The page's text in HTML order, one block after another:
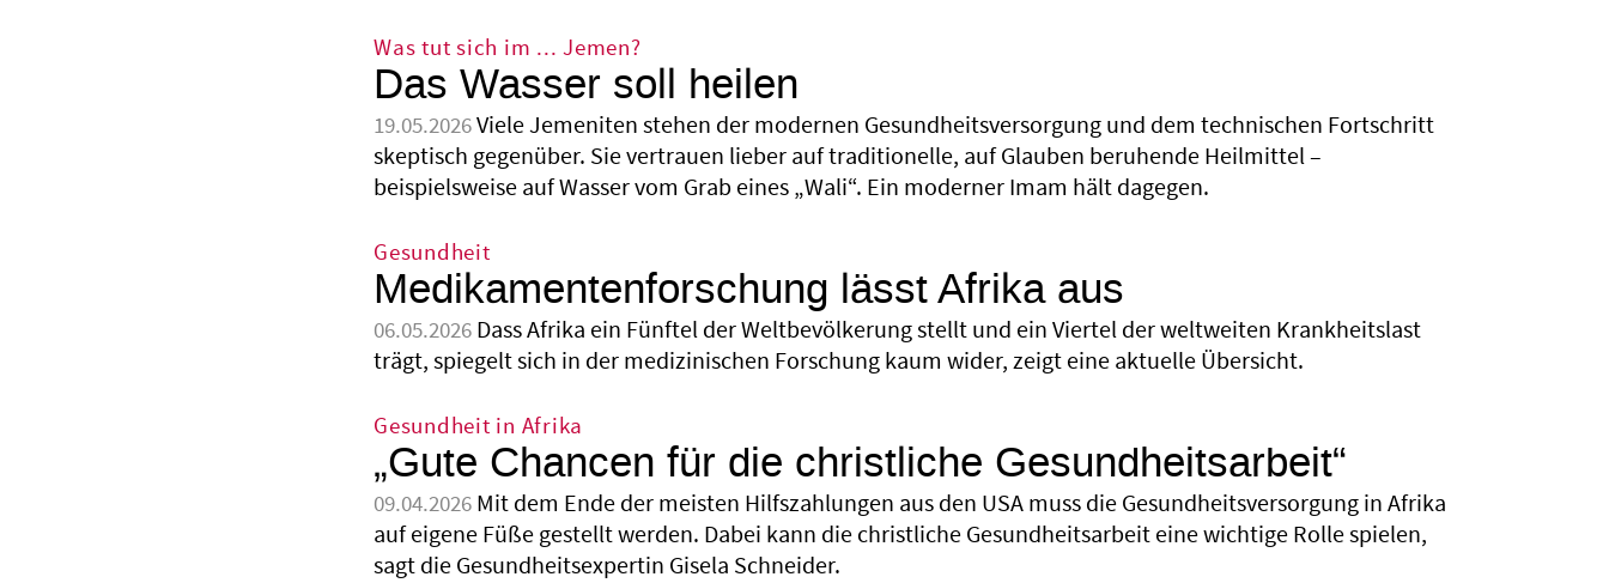
Was tut sich im ... Jemen?
Das Wasser soll heilen
19.05.2026Viele Jemeniten stehen der modernen Gesundheitsversorgung und dem technischen Fortschritt
skeptisch gegenüber. Sie vertrauen lieber auf traditionelle, auf Glauben beruhende Heilmittel –
beispielsweise auf Wasser vom Grab eines „Wali“. Ein moderner Imam hält dagegen.
Gesundheit
Medikamentenforschung lässt Afrika aus
06.05.2026 Dass Afrika ein Fünftel der Weltbevölkerung stellt und ein Viertel der weltweiten Krankheitslast
trägt, spiegelt sich in der medizinischen Forschung kaum wider, zeigt eine aktuelle Übersicht.
Gesundheit in Afrika
„Gute Chancen für die christliche Gesundheitsarbeit“
09.04.2026 Mit dem Ende der meisten Hilfszahlungen aus den USA muss die Gesundheitsversorgung in Afrika
auf eigene Füße gestellt werden. Dabei kann die christliche Gesundheitsarbeit eine wichtige Rolle spielen,
sagt die Gesundheitsexpertin Gisela Schneider.